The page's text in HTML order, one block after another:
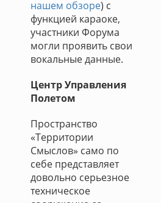
нашем обзоре) с
функцией караоке,
участники Форума
могли проявить свои
вокальные данные.
Центр Управления
Полетом
Пространство
«Территории
Смыслов» само по
себе представляет
довольно серьезное
техническое